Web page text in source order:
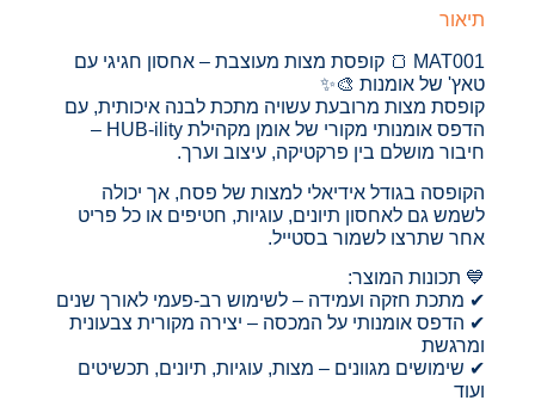
תיאור
MAT001 🍞 קופסת מצות מעוצבת – אחסון חגיגי עם
טאץ' של אומנות 🎨✨
קופסת מצות מרובעת עשויה מתכת לבנה איכותית, עם
הדפס אומנותי מקורי של אומן מקהילת HUB-ility –
חיבור מושלם בין פרקטיקה, עיצוב וערך.
הקופסה בגודל אידיאלי למצות של פסח, אך יכולה
לשמש גם לאחסון תיונים, עוגיות, חטיפים או כל פריט
אחר שתרצו לשמור בסטייל.
💙 תכונות המוצר:
✔ מתכת חזקה ועמידה – לשימוש רב-פעמי לאורך שנים
✔ הדפס אומנותי על המכסה – יצירה מקורית צבעונית
ומרגשת
✔ שימושים מגוונים – מצות, עוגיות, תיונים, תכשיטים
ועוד